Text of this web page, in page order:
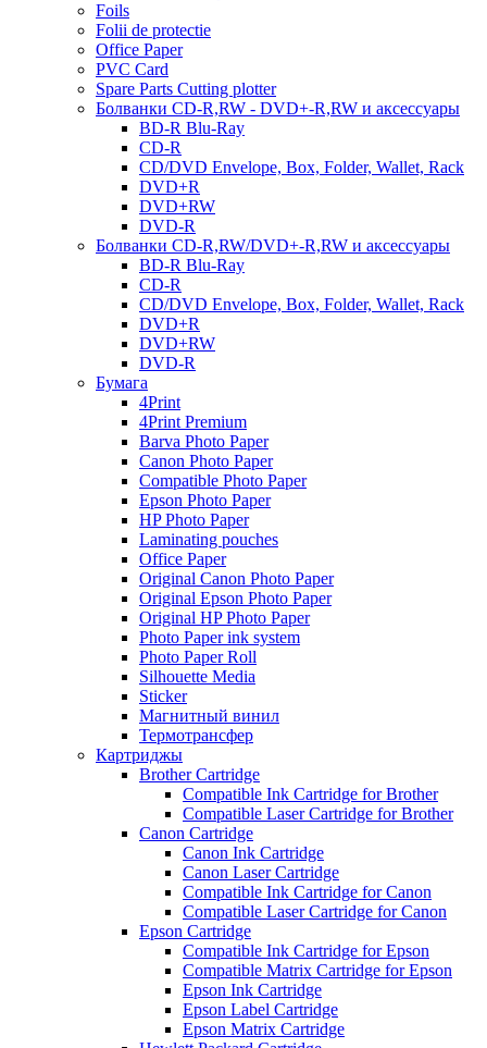
Foils
Folii de protectie
Office Paper
PVC Card
Spare Parts Cutting plotter
Болванки CD-R,RW - DVD+-R,RW и аксессуары
BD-R Blu-Ray
CD-R
CD/DVD Envelope, Box, Folder, Wallet, Rack
DVD+R
DVD+RW
DVD-R
Болванки CD-R,RW/DVD+-R,RW и аксессуары
BD-R Blu-Ray
CD-R
CD/DVD Envelope, Box, Folder, Wallet, Rack
DVD+R
DVD+RW
DVD-R
Бумага
4Print
4Print Premium
Barva Photo Paper
Canon Photo Paper
Compatible Photo Paper
Epson Photo Paper
HP Photo Paper
Laminating pouches
Office Paper
Original Canon Photo Paper
Original Epson Photo Paper
Original HP Photo Paper
Photo Paper ink system
Photo Paper Roll
Silhouette Media
Sticker
Магнитный винил
Термотрансфер
Картриджы
Brother Cartridge
Compatible Ink Cartridge for Brother
Compatible Laser Cartridge for Brother
Canon Cartridge
Canon Ink Cartridge
Canon Laser Cartridge
Compatible Ink Cartridge for Canon
Compatible Laser Cartridge for Canon
Epson Cartridge
Compatible Ink Cartridge for Epson
Compatible Matrix Cartridge for Epson
Epson Ink Cartridge
Epson Label Cartridge
Epson Matrix Cartridge